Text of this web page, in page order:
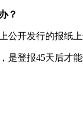
？
公开发行的报纸
是登报45天后才